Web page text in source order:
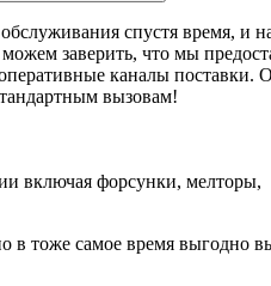
спустя время, и
заверить, что мы
каналы поставки.
вызовам!
включая форсунки, мелторы,
тоже самое время выгодно